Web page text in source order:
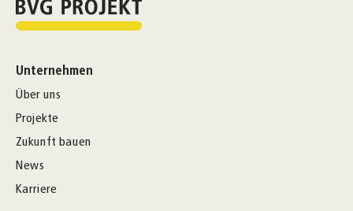
Unternehmen
Über uns
Projekte
Zukunft bauen
News
Karriere